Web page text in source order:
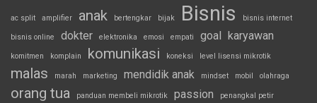
ac split amplifier anak bertengkar bijak Bisnis bisnis internet
bisnis online dokter elektronika emosi empati goal karyawan
komitmen komplain komunikasi koneksi level lisensi mikrotik
malas marah marketing mendidik anak mindset mobil olahraga
orang tua panduan membeli mikrotik passion penangkal petir